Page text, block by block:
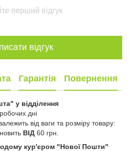
перший відгук
відгук
Гарантія Повернення
у відділення
дні
від ваги та розміру товару:
ВІД 60 грн.
кур'єром "Нової Пошти"